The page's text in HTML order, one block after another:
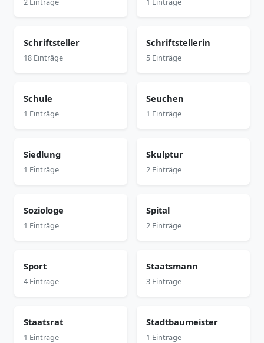
Schriftsteller
18 Einträge
Schriftstellerin
5 Einträge
Schule
1 Einträge
Seuchen
1 Einträge
Siedlung
1 Einträge
Skulptur
2 Einträge
Soziologe
1 Einträge
Spital
2 Einträge
Sport
4 Einträge
Staatsmann
3 Einträge
Staatsrat
1 Einträge
Stadtbaumeister
1 Einträge